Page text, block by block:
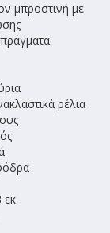
μπροστινή με
ρέλια
εκ